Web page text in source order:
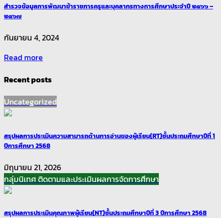
สำรวจข้อมูลการพัฒนาข้าราชการครูและบุคลากรทางการศึกษาประจำปี ๒๕๖๖ –
๒๕๖๗
กันยายน 4, 2024
Read more
Recent posts
Uncategorized
สรุปผลการประเมินความสามารถด้านการอ่านของผู้เรียน(RT)ชั้นประถมศึกษาปีที่ 1
ปีการศึกษา 2568
มิถุนายน 21, 2026
กลุ่มนิเทศ ติดตามและประเมินผลการจัดการศึกษา
สรุปผลการประเมินคุณภาพผู้เรียน(NT)ชั้นประถมศึกษาปีที่ 3 ปีการศึกษา 2568